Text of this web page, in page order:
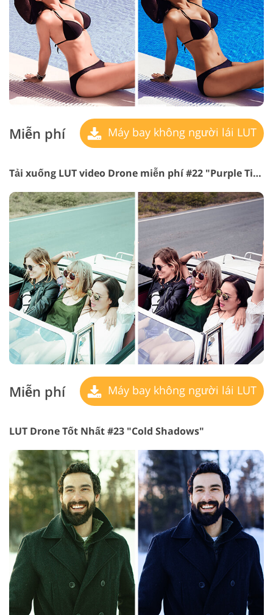
Miễn phí Máy bay không người lái LUT
Tải xuống LUT video Drone miễn phí #22 "Purple Tint"
Miễn phí Máy bay không người lái LUT
LUT Drone Tốt Nhất #23 "Cold Shadows"